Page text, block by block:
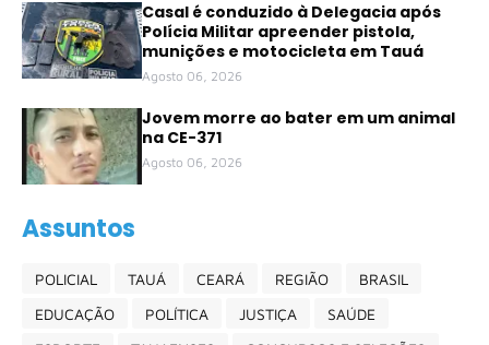
Casal é conduzido à Delegacia após
Polícia Militar apreender pistola,
munições e motocicleta em Tauá
Agosto 06, 2026
Jovem morre ao bater em um animal
na CE-371
Agosto 06, 2026
Assuntos
POLICIAL TAUÁ CEARÁ REGIÃO
BRASIL
EDUCAÇÃO
POLÍTICA JUSTIÇA
SAÚDE